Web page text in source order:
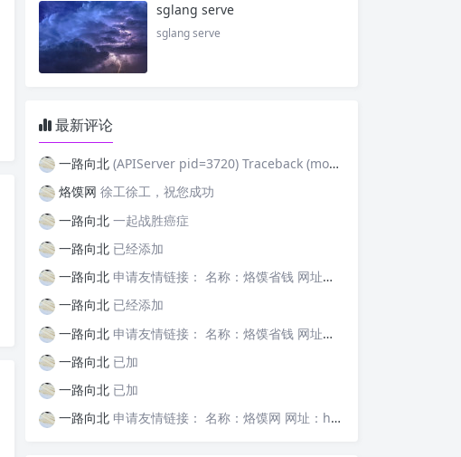
sglang serve
sglang serve
最新评论
一路向北 (APIServer pid=3720) Traceback (most recent
烙馍网 徐工徐工，祝您成功
一路向北 一起战胜癌症
一路向北 已经添加
一路向北 申请友情链接： 名称：烙馍省钱 网址：https://tb-m.luomor.com/ 已添加文心AIGC
一路向北 已经添加
一路向北 申请友情链接： 名称：烙馍省钱 网址：https://tb-m.luomor.com/ 已添加烙馍网
一路向北 已加
一路向北 已加
一路向北 申请友情链接： 名称：烙馍网 网址：https://www.luomor.com/ 已添加文心AIGC